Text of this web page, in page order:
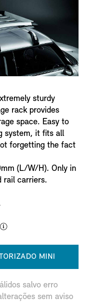
sturdy
rack provides
space. Easy to
system, it fits all
forgetting the fact
(L/W/H). Only in
rail carriers.
MINI
salvo erro
sem aviso